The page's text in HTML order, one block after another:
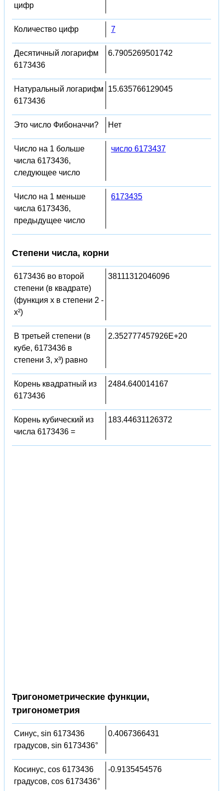
цифр
Количество цифр 7
Десятичный логарифм
6173436
6.7905269501742
Натуральный логарифм
6173436
15.635766129045
Это число Фибоначчи? Нет
Число на 1 больше
числа 6173436,
следующее число
число 6173437
Число на 1 меньше
числа 6173436,
предыдущее число
6173435
Степени числа, корни
6173436 во второй
степени (в квадрате)
(функция x в степени 2 -
x²)
38111312046096
В третьей степени (в
кубе, 6173436 в
степени 3, x³) равно
2.352777457926E+20
Корень квадратный из
6173436
2484.640014167
Корень кубический из
числа 6173436 =
183.44631126372
Тригонометрические функции,
тригонометрия
Синус, sin 6173436
градусов, sin 6173436°
0.4067366431
Косинус, cos 6173436
градусов, cos 6173436°
-0.9135454576